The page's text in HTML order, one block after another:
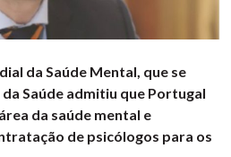
da Saúde Mental, que se
Saúde admitiu que Portugal
da saúde mental e
de psicólogos para os